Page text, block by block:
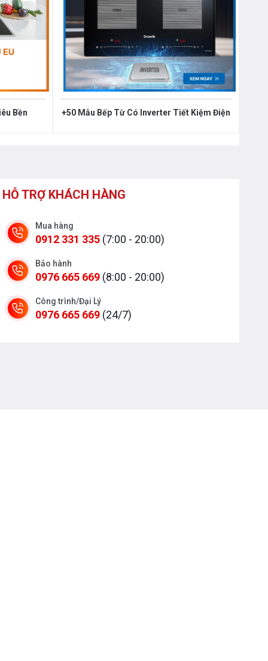
Bền +50 Mẫu Bếp Từ Có Inverter Tiết Kiệm Điện
HỖ TRỢ KHÁCH HÀNG
Mua hàng
0912 331 335 (7:00 - 20:00)
Bảo hành
0976 665 669 (8:00 - 20:00)
Công trình/Đại Lý
0976 665 669 (24/7)